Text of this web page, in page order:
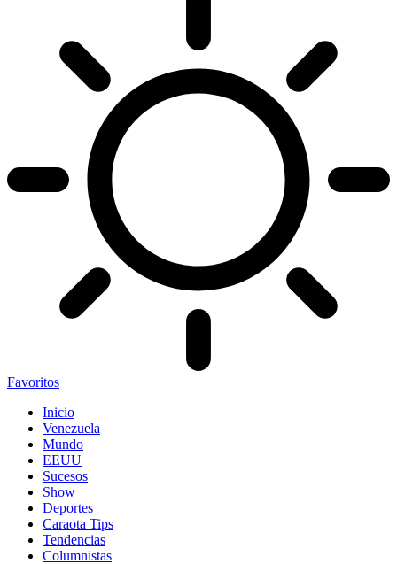
Favoritos
Inicio
Venezuela
Mundo
EEUU
Sucesos
Show
Deportes
Caraota Tips
Tendencias
Columnistas